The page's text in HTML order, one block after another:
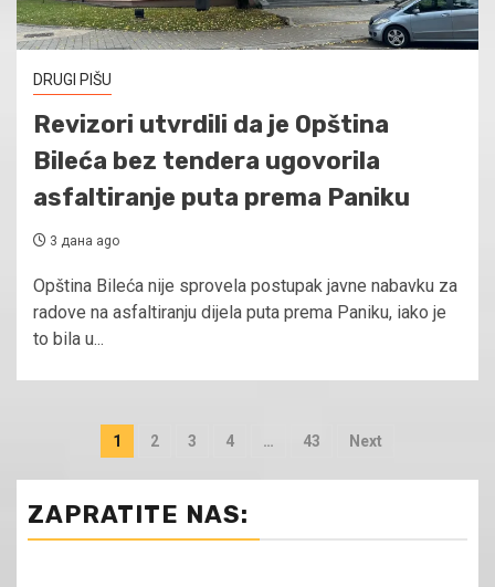
DRUGI PIŠU
Revizori utvrdili da je Opština
Bileća bez tendera ugovorila
asfaltiranje puta prema Paniku
3 дана ago
Opština Bileća nije sprovela postupak javne nabavku za
radove na asfaltiranju dijela puta prema Paniku, iako je
to bila u...
Пагинација
чланака
1 2 3 4 … 43 Next
ZAPRATITE NAS: